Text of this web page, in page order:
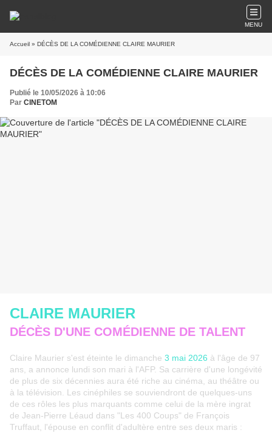
MENU
Accueil » DÉCÈS DE LA COMÉDIENNE CLAIRE MAURIER
DÉCÈS DE LA COMÉDIENNE CLAIRE MAURIER
Publié le 10/05/2026 à 10:06
Par CINETOM
CLAIRE MAURIER
DÉCÈS D'UNE COMÉDIENNE DE TALENT
Claire Maurier s'est éteinte le dimanche 3 mai 2026 à l'âge de 97
ans, a annonce lundi son mari à l'AFP. Sa carrière d'une longévité
de plus de six décennies aura été riche au cinéma, au théâtre ou
à la télévision. Les cinéphiles se souviendront de quelques-uns
de ces rôles les plus marquants comme celui de la mère ingrat
de Jean-Pierre Léaud dans "Les 400 Coups" de François
Truffaut, l'épouse en conflit d'adultère entre ses deux maris :